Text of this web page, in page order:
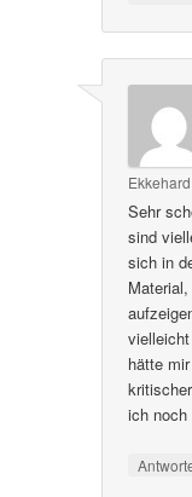
Ekkehard
Sehr
sind
sich in
hätte
ich noch